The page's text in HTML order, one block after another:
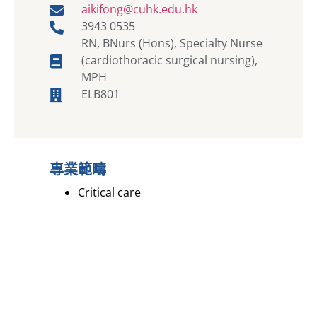
aikifong@cuhk.edu.hk
3943 0535
RN, BNurs (Hons), Specialty Nurse
(cardiothoracic surgical nursing),
MPH
ELB801
專業範疇
Critical care